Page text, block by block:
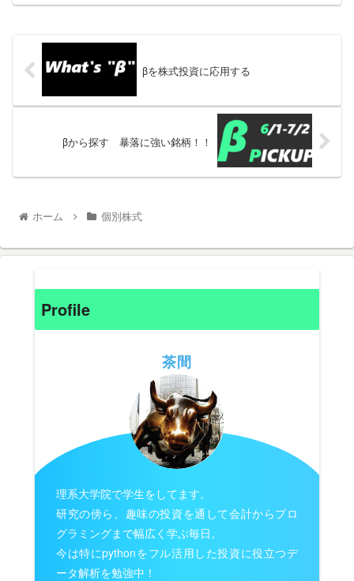
βを株式投資に応用する
βから探す 暴落に強い銘柄！！
ホーム 個別株式
Profile
茶間
理系大学院で学生をしてます。
研究の傍ら、趣味の投資を通して会計からプロ
グラミングまで幅広く学ぶ毎日。
今は特にpythonをフル活用した投資に役立つデ
ータ解析を勉強中！